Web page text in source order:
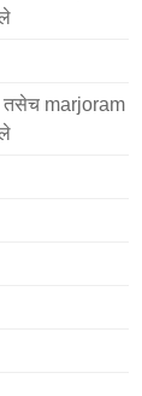
तसेच marjoram